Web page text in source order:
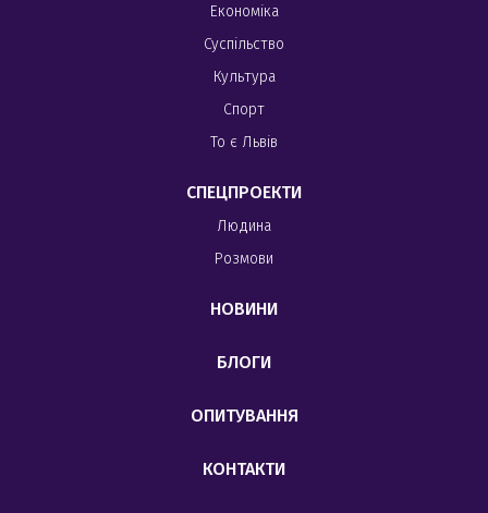
Економіка
Суспільство
Культура
Спорт
То є Львів
СПЕЦПРОЕКТИ
Людина
Розмови
НОВИНИ
БЛОГИ
ОПИТУВАННЯ
КОНТАКТИ